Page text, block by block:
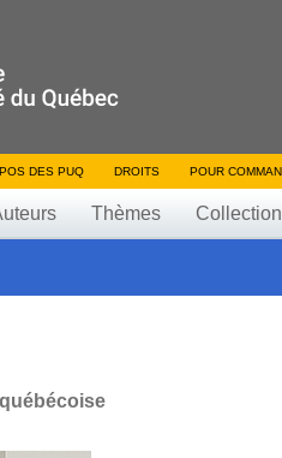
DES PUQ DROITS POUR
Thèmes